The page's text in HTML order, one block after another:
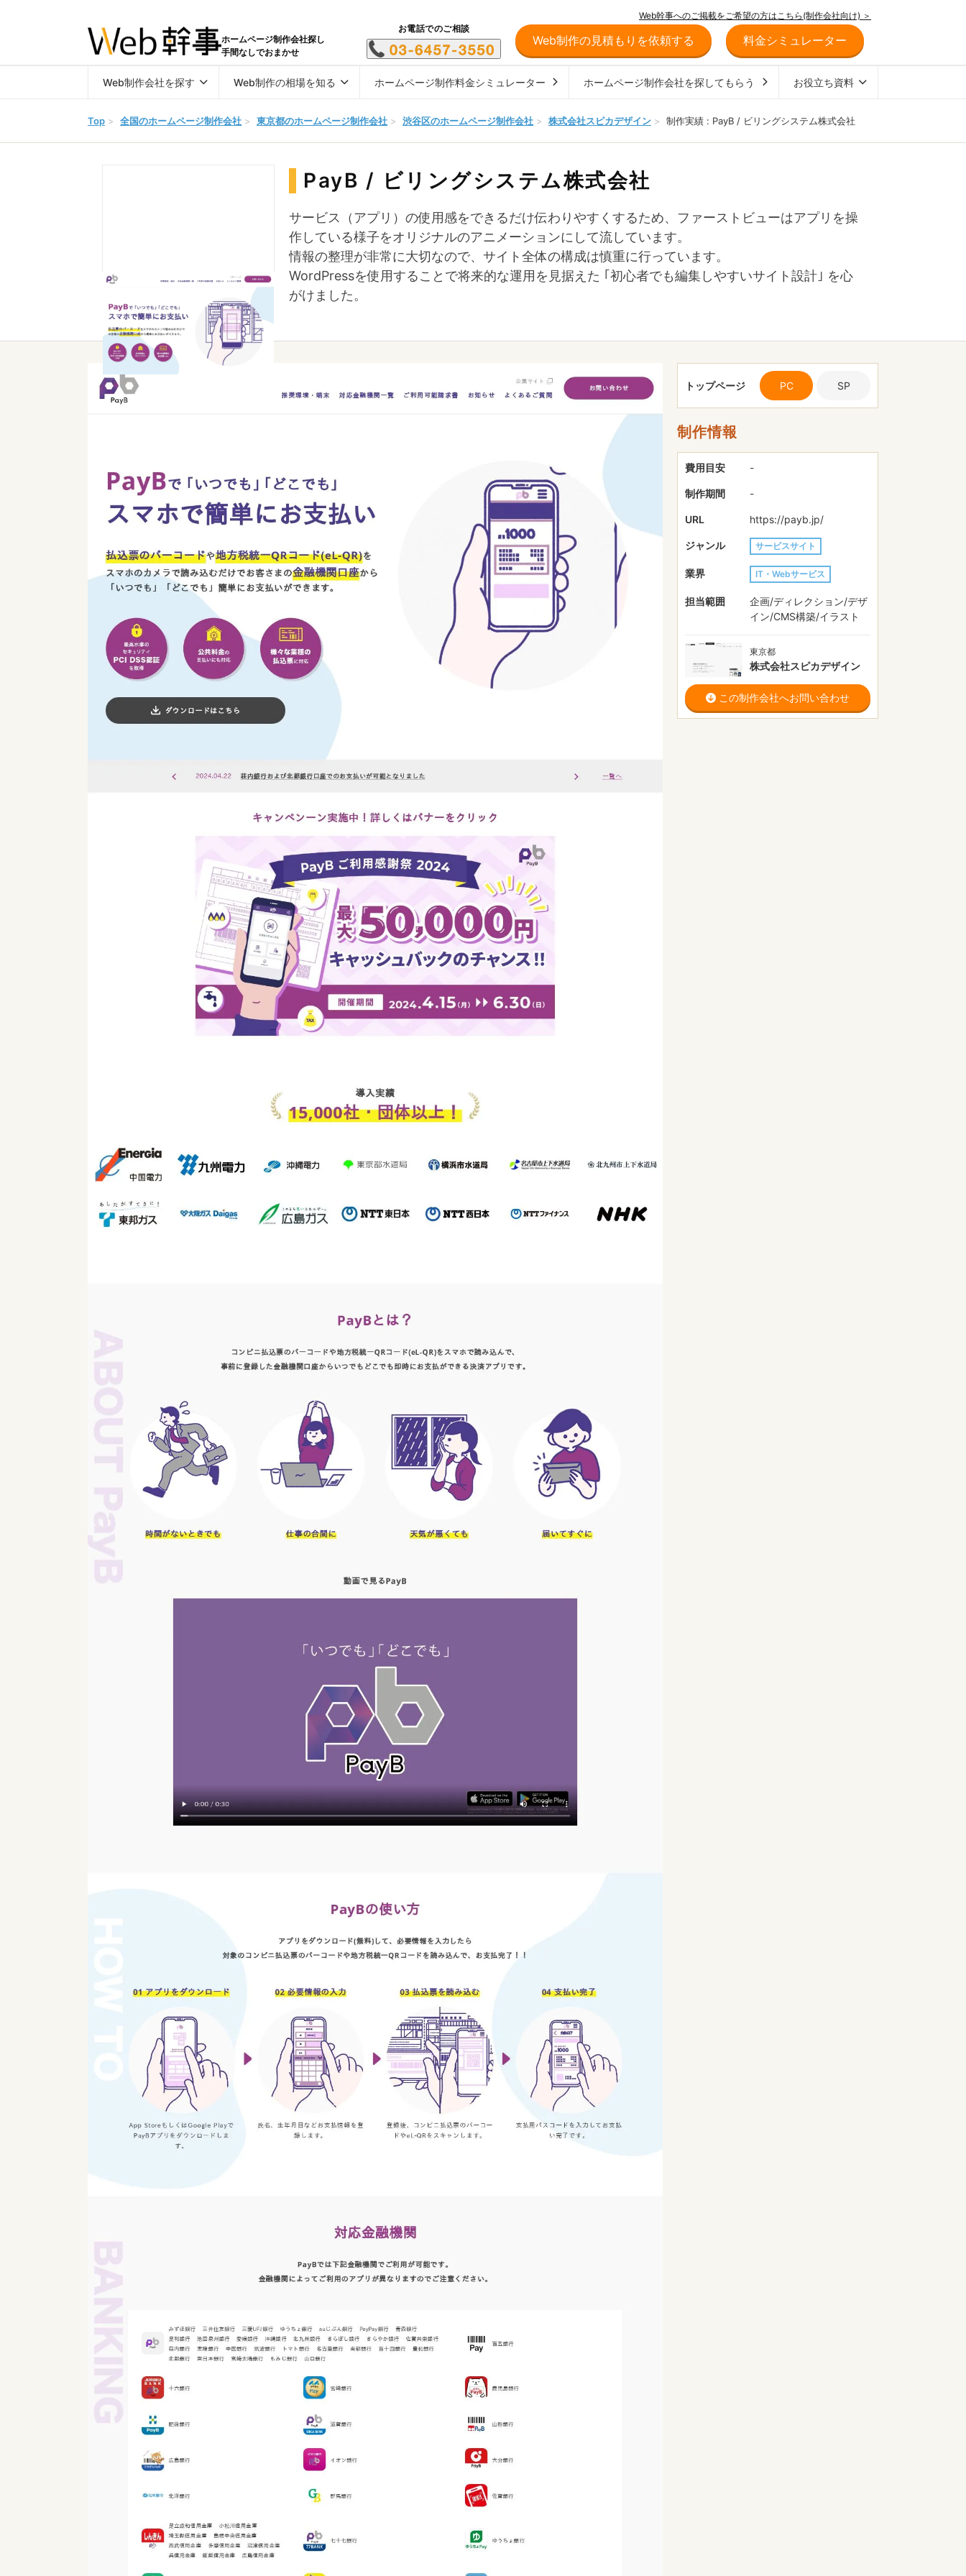
ホームページ制作会社探し
手間なしでおまかせ
Web幹事へのご掲載をご希望の方はこちら(制作会社向け) ＞
お電話でのご相談
Web制作の見積もりを依頼する 料金シミュレーター
Web制作会社を探す Web制作の相場を知る ホームページ制作料金シミュレーター ホームページ制作会社を探してもらう お役立ち資料
Top > 全国のホームページ制作会社 > 東京都のホームページ制作会社 > 渋谷区のホームページ制作会社 > 株式会社スピカデザイン > 制作実績 : PayB / ビリングシステム株式会社
PayB / ビリングシステム株式会社
サービス（アプリ）の使⽤感をできるだけ伝わりやすくするため、ファーストビューはアプリを操
作している様⼦をオリジナルのアニメーションにして流しています。
情報の整理が⾮常に⼤切なので、サイト全体の構成は慎重に⾏っています。
WordPressを使⽤することで将来的な運⽤を⾒据えた ｢初⼼者でも編集しやすいサイト設計｣ を⼼
がけました。
トップページ PC SP
制作情報
費用目安 -
制作期間 -
URL https://payb.jp/
ジャンル サービスサイト
業界 IT・Webサービス
担当範囲
企画/ディレクション/デザ
イン/CMS構築/イラスト
東京都
株式会社スピカデザイン
この制作会社へお問い合わせ